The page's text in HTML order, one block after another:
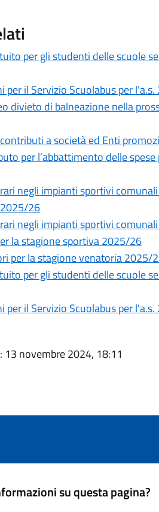
per gli studenti delle scuole
per il Servizio Scuolabus per
divieto di balneazione nella
a società ed Enti
per l’abbattimento delle
negli impianti sportivi
26
negli impianti sportivi
la stagione sportiva 2025/26
per la stagione venatoria 2025/
per gli studenti delle scuole
per il Servizio Scuolabus per
: 13 novembre 2024, 18:11
su questa pagina?